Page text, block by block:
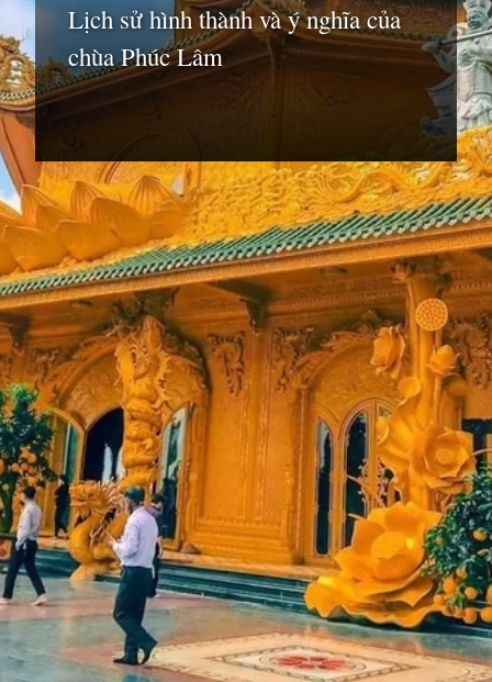
Lịch sử hình thành và ý nghĩa của
chùa Phúc Lâm